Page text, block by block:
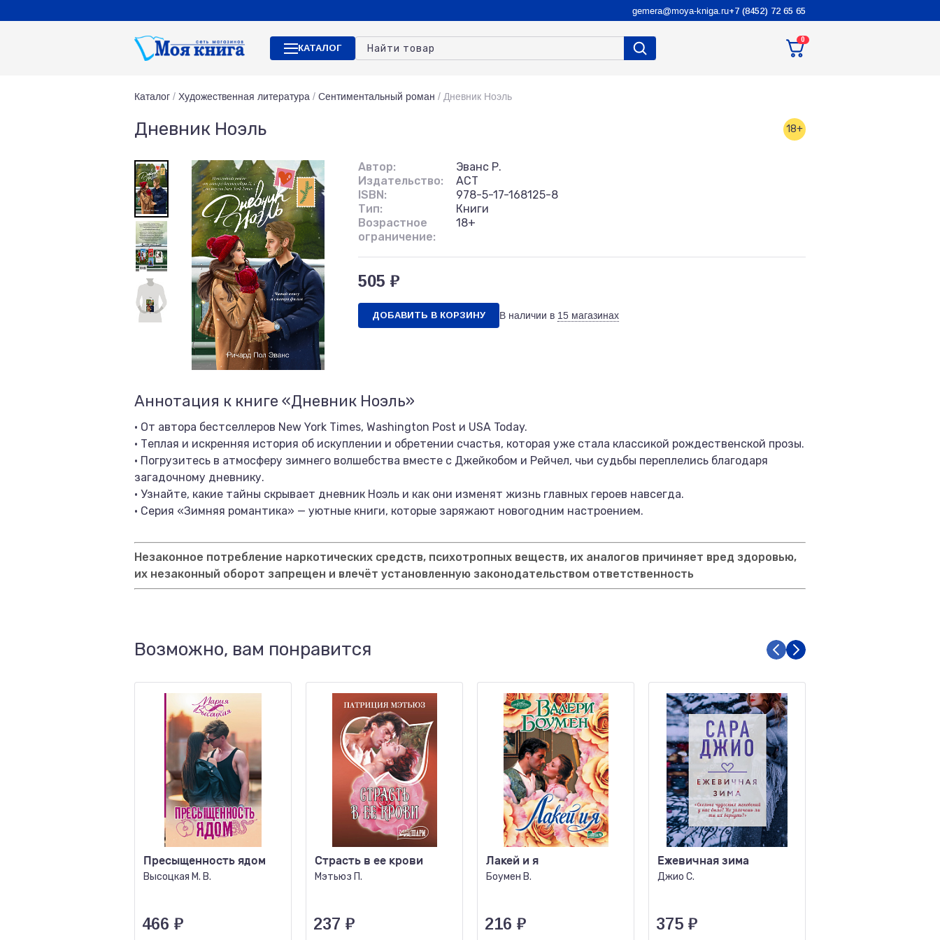
gemera@moya-kniga.ru+7 (8452) 72 65 65
КАТАЛОГ
0
Каталог / Художественная литература / Сентиментальный роман / Дневник Ноэль
Дневник Ноэль 18+
Автор:
Эванс Р.
Издательство:
АСТ
ISBN:
978-5-17-168125-8
Тип:
Книги
Возрастное
ограничение:
18+
505 ₽
ДОБАВИТЬ В КОРЗИНУ В наличии в 15 магазинах
Аннотация к книге «Дневник Ноэль»
• От автора бестселлеров New York Times, Washington Post и USA Today.
• Теплая и искренняя история об искуплении и обретении счастья, которая уже стала классикой рождественской прозы.
• Погрузитесь в атмосферу зимнего волшебства вместе с Джейкобом и Рейчел, чьи судьбы переплелись благодаря
загадочному дневнику.
• Узнайте, какие тайны скрывает дневник Ноэль и как они изменят жизнь главных героев навсегда.
• Серия «Зимняя романтика» — уютные книги, которые заряжают новогодним настроением.
Незаконное потребление наркотических средств, психотропных веществ, их аналогов причиняет вред здоровью,
их незаконный оборот запрещен и влечёт установленную законодательством ответственность
Возможно, вам понравится
Пресыщенность ядом
Высоцкая М. В.
466 ₽
Страсть в ее крови
Мэтьюз П.
237 ₽
Лакей и я
Боумен В.
216 ₽
Ежевичная зима
Джио С.
375 ₽